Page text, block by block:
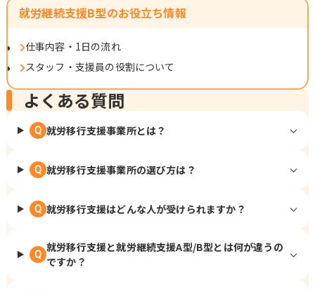
就労継続支援B型のお役立ち情報
仕事内容・1日の流れ
スタッフ・支援員の役割について
よくある質問
Q 就労移行支援事業所とは？
Q 就労移行支援事業所の選び方は？
Q 就労移行支援はどんな人が受けられますか？
Q
就労移行支援と就労継続支援A型/B型とは何が違うの
ですか？